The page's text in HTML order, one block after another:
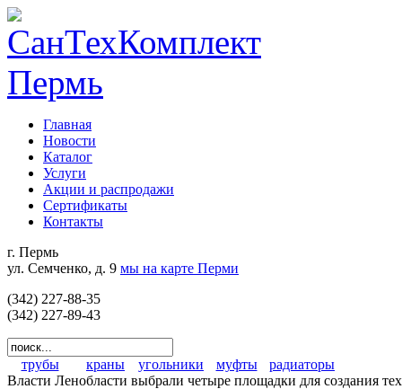
Главная
Новости
Каталог
Услуги
Акции и распродажи
Сертификаты
Контакты
г. Пермь
ул. Семченко, д. 9 мы на карте Перми
(342) 227-88-35
(342) 227-89-43
трубы краны угольники муфты
радиаторы
Власти Ленобласти выбрали четыре площадки для создания